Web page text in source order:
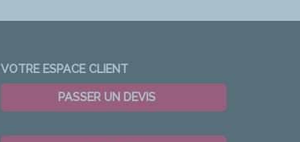
VOTRE ESPACE CLIENT
PASSER UN DEVIS